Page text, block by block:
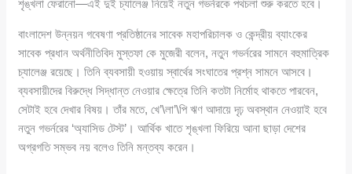
শৃঙ্খলা ফেরানো—এই দুই চ্যালেঞ্জ নিয়েই নতুন গভর্নরকে পথচলা শুরু করতে হবে।
বাংলাদেশ উন্নয়ন গবেষণা প্রতিষ্ঠানের সাবেক মহাপরিচালক ও কেন্দ্রীয় ব্যাংকের
সাবেক প্রধান অর্থনীতিবিদ মুস্তফা কে মুজেরী বলেন, নতুন গভর্নরের সামনে বহুমাত্রিক
চ্যালেঞ্জ রয়েছে। তিনি ব্যবসায়ী হওয়ায় স্বার্থের সংঘাতের প্রশ্ন সামনে আসবে।
ব্যবসায়ীদের বিরুদ্ধে সিদ্ধান্ত নেওয়ার ক্ষেত্রে তিনি কতটা নির্মোহ থাকতে পারবেন,
সেটাই হবে দেখার বিষয়। তাঁর মতে, খে’\লা’\পি ঋণ আদায়ে দৃঢ় অবস্থান নেওয়াই হবে
নতুন গভর্নরের ‘অ্যাসিড টেস্ট’। আর্থিক খাতে শৃঙ্খলা ফিরিয়ে আনা ছাড়া দেশের
অগ্রগতি সম্ভব নয় বলেও তিনি মন্তব্য করেন।